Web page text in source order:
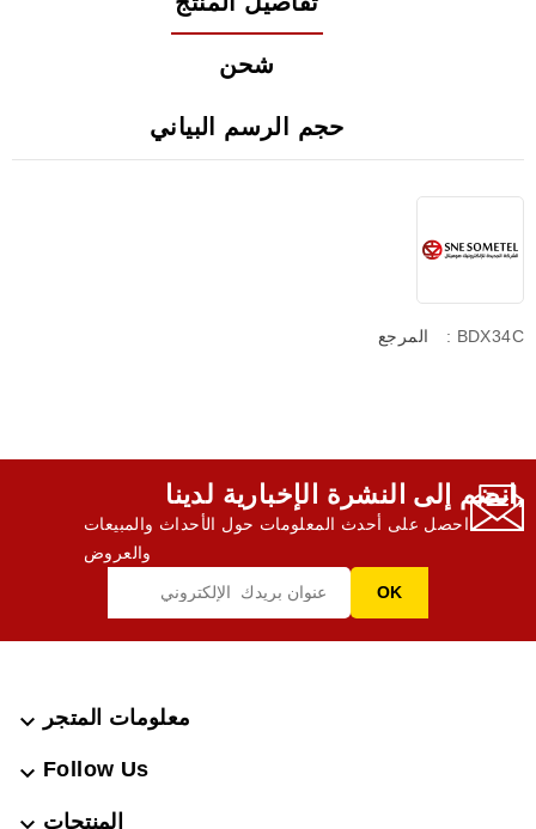
شحن
حجم الرسم البياني
المرجع : BDX34C
انضم إلى النشرة الإخبارية لدينا,
احصل على أحدث المعلومات حول الأحداث والمبيعات
والعروض
معلومات المتجر 
Follow Us

المنتجات